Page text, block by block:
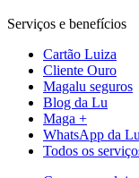
Serviços e benefícios
Cartão Luiza
Cliente Ouro
Magalu seguros
Blog da Lu
Maga +
WhatsApp da Lu
Todos os